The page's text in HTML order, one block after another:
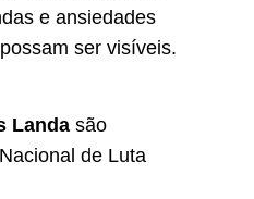
e ansiedades
ser visíveis.
Landa são
de Luta